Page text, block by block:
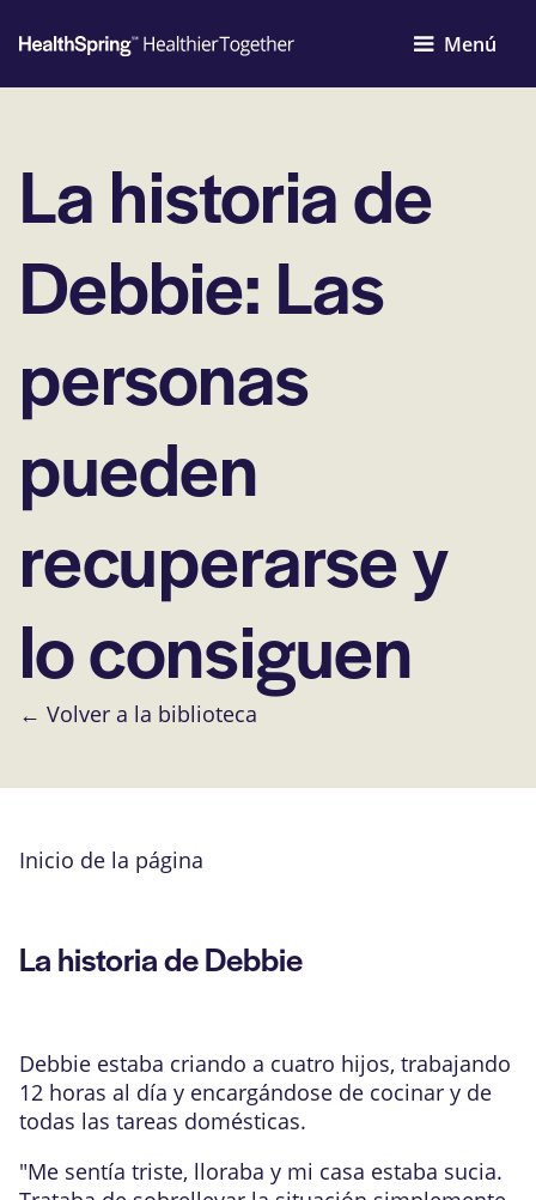
Menú
La historia de
Debbie: Las
personas
pueden
recuperarse y
lo consiguen
← Volver a la biblioteca
Inicio de la página
La historia de Debbie
Debbie estaba criando a cuatro hijos, trabajando
12 horas al día y encargándose de cocinar y de
todas las tareas domésticas.
"Me sentía triste, lloraba y mi casa estaba sucia.